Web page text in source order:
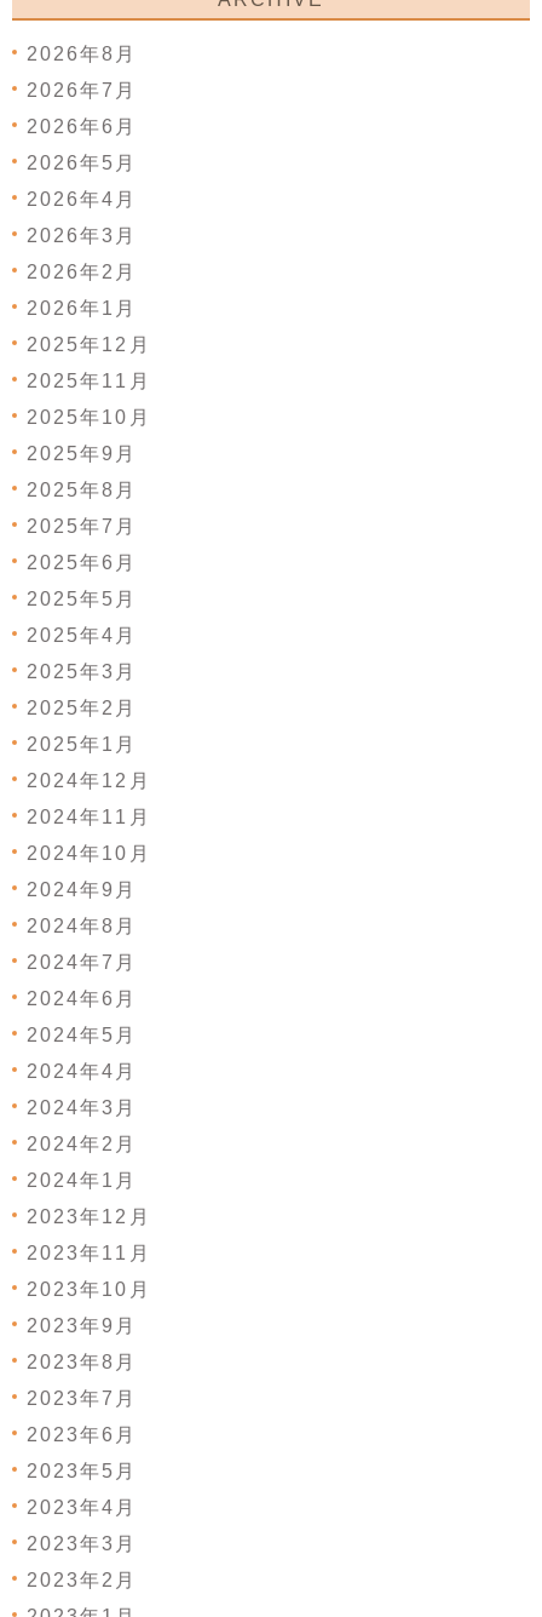
2026年8月
2026年7月
2026年6月
2026年5月
2026年4月
2026年3月
2026年2月
2026年1月
2025年12月
2025年11月
2025年10月
2025年9月
2025年8月
2025年7月
2025年6月
2025年5月
2025年4月
2025年3月
2025年2月
2025年1月
2024年12月
2024年11月
2024年10月
2024年9月
2024年8月
2024年7月
2024年6月
2024年5月
2024年4月
2024年3月
2024年2月
2024年1月
2023年12月
2023年11月
2023年10月
2023年9月
2023年8月
2023年7月
2023年6月
2023年5月
2023年4月
2023年3月
2023年2月